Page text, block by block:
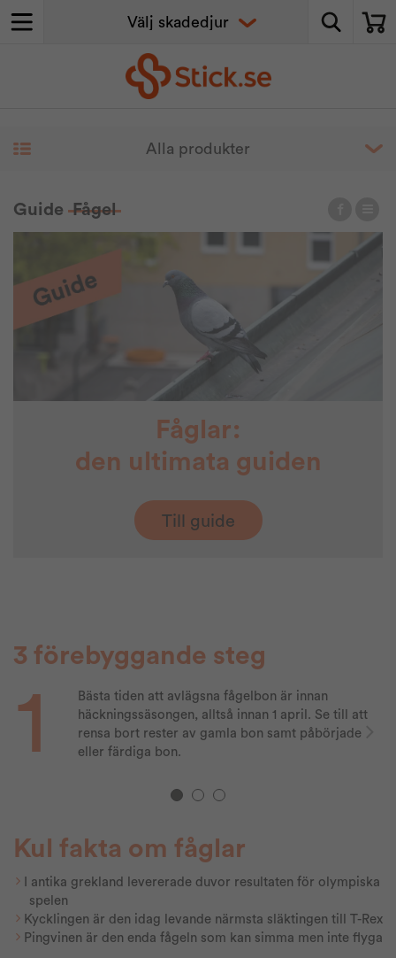
Guide Fågel
Fåglar:
den ultimata guiden
Till guide
3 förebyggande steg
1
Bästa tiden att avlägsna fågelbon är innan
häckningssäsongen, alltså innan 1 april. Se till att
rensa bort rester av gamla bon samt påbörjade
eller färdiga bon.
Kul fakta om fåglar
I antika grekland levererade duvor resultaten för olympiska
spelen
Kycklingen är den idag levande närmsta släktingen till T-Rex
Pingvinen är den enda fågeln som kan simma men inte flyga